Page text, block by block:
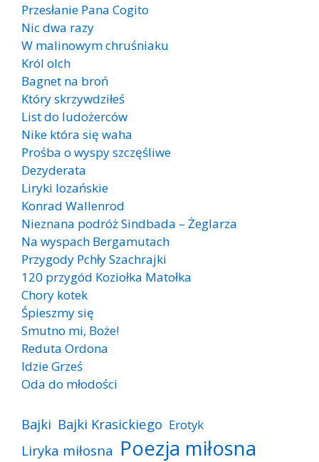
Przesłanie Pana Cogito
Nic dwa razy
W malinowym chruśniaku
Król olch
Bagnet na broń
Który skrzywdziłeś
List do ludożerców
Nike która się waha
Prośba o wyspy szczęśliwe
Dezyderata
Liryki lozańskie
Konrad Wallenrod
Nieznana podróż Sindbada – Żeglarza
Na wyspach Bergamutach
Przygody Pchły Szachrajki
120 przygód Koziołka Matołka
Chory kotek
Śpieszmy się
Smutno mi, Boże!
Reduta Ordona
Idzie Grześ
Oda do młodości
Bajki Bajki Krasickiego Erotyk
Liryka miłosna Poezja miłosna